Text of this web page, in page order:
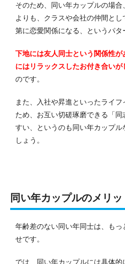
そのため、同い年カップルの場
よりも、クラスや会社の仲間と
第に恋愛関係になる、というパタ
下地には友人同士という関係性
にはリラックスしたお付き合いが
のです。
また、入社や昇進といったライ
ため、お互い切磋琢磨できる「
すい、というのも同い年カップ
しょう。
同い年カップルのメリッ
年齢差のない同い年同士は、も
せです。
では、同い年カップルには具体